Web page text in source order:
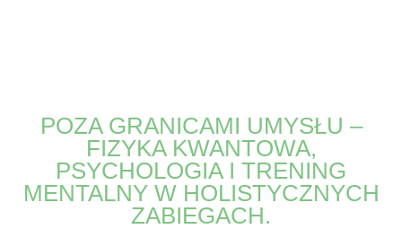
POZA GRANICAMI UMYSŁU –
FIZYKA KWANTOWA,
PSYCHOLOGIA I TRENING
MENTALNY W HOLISTYCZNYCH
ZABIEGACH.